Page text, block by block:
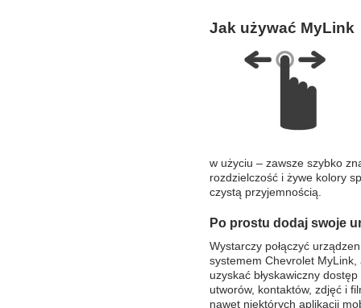
Jak używać MyLink
w użyciu – zawsze szybko
rozdzielczość i żywe kolory
czystą przyjemnością.
Po prostu dodaj swoje
Wystarczy połączyć
systemem Chevrolet MyLink,
uzyskać błyskawiczny
utworów, kontaktów, zdjęć i
nawet niektórych aplikacji